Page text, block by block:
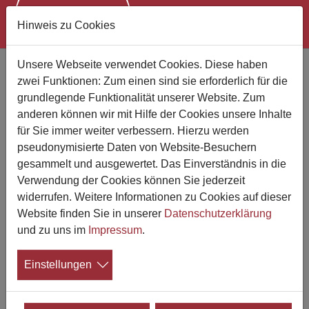
Bestattungsunternehmen finden
Suchen Sie jemand bestimmten?
Wo suchen Sie?
Suchen
Hinweis zu Cookies
Unsere Webseite verwendet Cookies. Diese haben
zwei Funktionen: Zum einen sind sie erforderlich für die
grundlegende Funktionalität unserer Website. Zum
anderen können wir mit Hilfe der Cookies unsere Inhalte
für Sie immer weiter verbessern. Hierzu werden
pseudonymisierte Daten von Website-Besuchern
gesammelt und ausgewertet. Das Einverständnis in die
Verwendung der Cookies können Sie jederzeit
widerrufen. Weitere Informationen zu Cookies auf dieser
Website finden Sie in unserer Datenschutzerklärung
und zu uns im Impressum.
Einstellungen